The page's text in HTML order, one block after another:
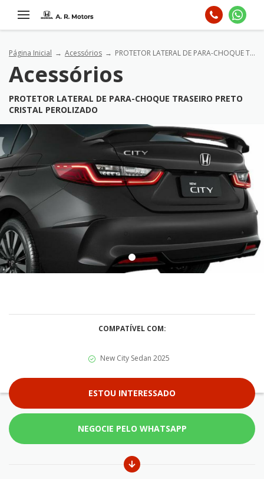
Página Inicial Acessórios PROTETOR LATERAL DE PARA-CHOQUE TRASEIRO Preto cristal perolizado
Acessórios
PROTETOR LATERAL DE PARA-CHOQUE TRASEIRO PRETO
CRISTAL PEROLIZADO
COMPATÍVEL COM:
New City Sedan 2025
ESTOU INTERESSADO
NEGOCIE PELO WHATSAPP